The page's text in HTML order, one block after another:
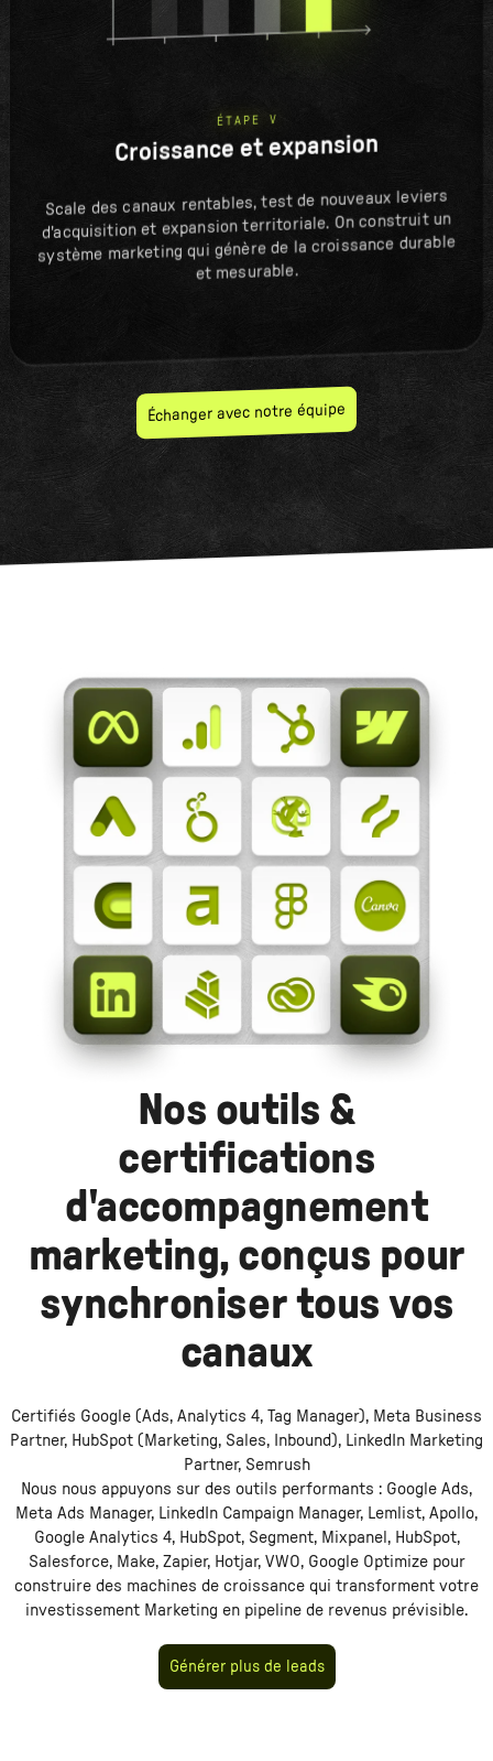
ÉTAPE V
Croissance et expansion
Scale des canaux rentables, test de nouveaux leviers
d'acquisition et expansion territoriale. On construit un
système marketing qui génère de la croissance durable
et mesurable.
Échanger avec notre équipe
Nos outils &
certifications
d'accompagnement
marketing, conçus pour
synchroniser tous vos
canaux
Certifiés Google (Ads, Analytics 4, Tag Manager), Meta Business
Partner, HubSpot (Marketing, Sales, Inbound), LinkedIn Marketing
Partner, Semrush
Nous nous appuyons sur des outils performants : Google Ads,
Meta Ads Manager, LinkedIn Campaign Manager, Lemlist, Apollo,
Google Analytics 4, HubSpot, Segment, Mixpanel, HubSpot,
Salesforce, Make, Zapier, Hotjar, VWO, Google Optimizepour
construire des machines de croissance qui transforment votre
investissement Marketing en pipeline de revenus prévisible.
Générer plus de leads